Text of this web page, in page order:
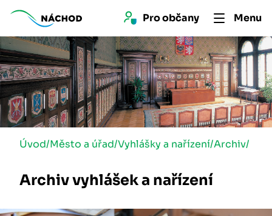
Pro občany Menu
Úvod/Město a úřad/Vyhlášky a nařízení/Archiv/
Archiv vyhlášek a nařízení